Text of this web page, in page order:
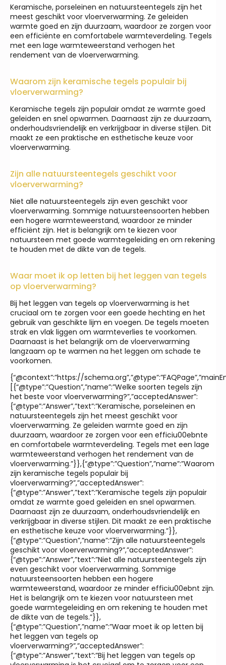
Keramische, porseleinen en natuursteentegels zijn het
meest geschikt voor vloerverwarming. Ze geleiden
warmte goed en zijn duurzaam, waardoor ze zorgen voor
een efficiënte en comfortabele warmteverdeling. Tegels
met een lage warmteweerstand verhogen het
rendement van de vloerverwarming.
Waarom zijn keramische tegels populair bij
vloerverwarming?
Keramische tegels zijn populair omdat ze warmte goed
geleiden en snel opwarmen. Daarnaast zijn ze duurzaam,
onderhoudsvriendelijk en verkrijgbaar in diverse stijlen. Dit
maakt ze een praktische en esthetische keuze voor
vloerverwarming.
Zijn alle natuursteentegels geschikt voor
vloerverwarming?
Niet alle natuursteentegels zijn even geschikt voor
vloerverwarming. Sommige natuursteensoorten hebben
een hogere warmteweerstand, waardoor ze minder
efficiënt zijn. Het is belangrijk om te kiezen voor
natuursteen met goede warmtegeleiding en om rekening
te houden met de dikte van de tegels.
Waar moet ik op letten bij het leggen van tegels
op vloerverwarming?
Bij het leggen van tegels op vloerverwarming is het
cruciaal om te zorgen voor een goede hechting en het
gebruik van geschikte lijm en voegen. De tegels moeten
strak en vlak liggen om warmteverlies te voorkomen.
Daarnaast is het belangrijk om de vloerverwarming
langzaam op te warmen na het leggen om schade te
voorkomen.
{“@context”:”https://
[{“@type”:”Question”,”name”:”Welke soorten tegels zijn
het beste voor vloerverwarming?”,”acceptedAnswer”:
{“@type”:”Answer”,”text”:”Keramische, porseleinen en
natuursteentegels zijn het meest geschikt voor
vloerverwarming. Ze geleiden warmte goed en zijn
duurzaam, waardoor ze zorgen voor een efficiu00ebnte
en comfortabele warmteverdeling. Tegels met een lage
warmteweerstand verhogen het rendement van de
vloerverwarming.”}},{“@type”:”Question”,”name”:”Waarom
zijn keramische tegels populair bij
vloerverwarming?”,”acceptedAnswer”:
{“@type”:”Answer”,”text”:”Keramische tegels zijn populair
omdat ze warmte goed geleiden en snel opwarmen.
Daarnaast zijn ze duurzaam, onderhoudsvriendelijk en
verkrijgbaar in diverse stijlen. Dit maakt ze een praktische
en esthetische keuze voor vloerverwarming.”}},
{“@type”:”Question”,”name”:”Zijn alle natuursteentegels
geschikt voor vloerverwarming?”,”acceptedAnswer”:
{“@type”:”Answer”,”text”:”Niet alle natuursteentegels zijn
even geschikt voor vloerverwarming. Sommige
natuursteensoorten hebben een hogere
warmteweerstand, waardoor ze minder efficiu00ebnt zijn.
Het is belangrijk om te kiezen voor natuursteen met
goede warmtegeleiding en om rekening te houden met
de dikte van de tegels.”}},
{“@type”:”Question”,”name”:”Waar moet ik op letten bij
het leggen van tegels op
vloerverwarming?”,”acceptedAnswer”:
{“@type”:”Answer”,”text”:”Bij het leggen van tegels op